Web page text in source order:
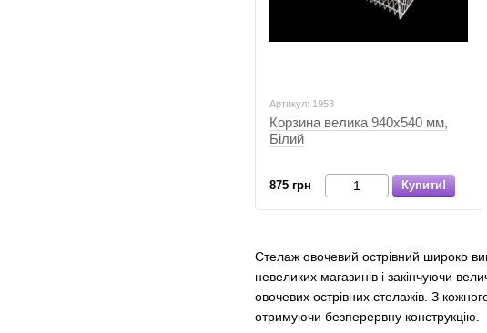
Стелаж овочевий острівний широко
невеликих магазинів і закінчуючи
овочевих острівних стелажів. З
отримуючи безперервну конструкцію.
Артикул: 1953
Корзина велика 940х540 мм,
Білий
875 грн Купити!